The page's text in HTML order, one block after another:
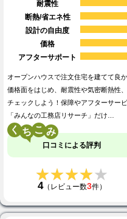
耐震性
断熱/省エネ性
設計の自由度
価格
アフターサポート
オープンハウスで注文住宅を建てて良
価格面をはじめ、耐震性や気密断熱性
チェックしよう！保障やアフターサー
「みんなの工務店リサーチ」だけ…
く こ
口コミによる評判
★★★★★
★★★★★
4（レビュー数3件）